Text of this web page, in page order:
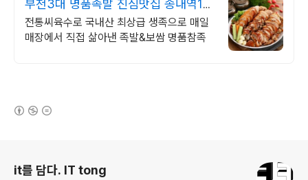
부천3대 명품족발 진심맛집 송내역1번
출구 단체소모임예약
전통씨육수로 국내산 최상급 생족으로 매일
매장에서 직접 삶아낸 족발&보쌈 명품참족
it를 담다. IT tong